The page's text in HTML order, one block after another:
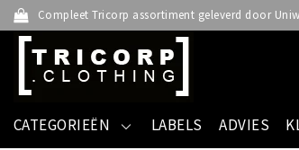
Compleet Tricorp assortiment geleverd door
CATEGORIEËN LABELS ADVIES